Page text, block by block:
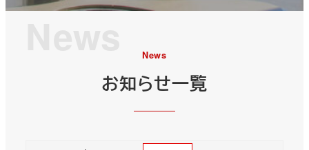
News
お知らせ一覧